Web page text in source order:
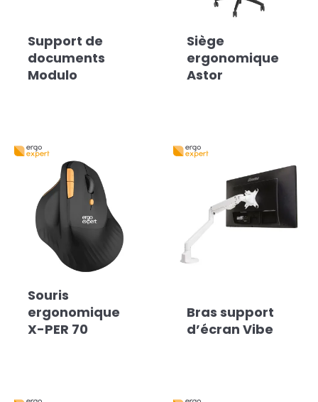
Support de
documents
Modulo
Siège
ergonomique
Astor
Souris
ergonomique
X-PER 70
Bras support
d’écran Vibe